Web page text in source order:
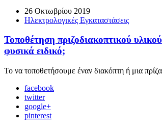
26 Οκτωβρίου 2019
Ηλεκτρολογικές Εγκαταστάσεις
Τοποθέτηση πριζοδιακοπτικού
φυσικά ειδικό;
Το να τοποθετήσουμε έναν διακόπτη ή μια
facebook
twitter
google+
pinterest